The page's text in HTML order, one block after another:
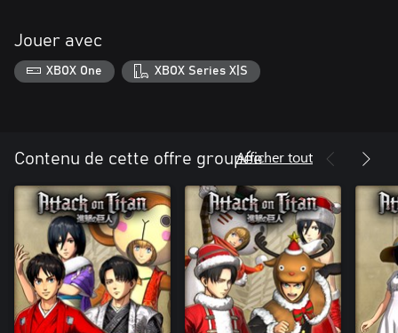
Jouer avec
XBOX One XBOX Series X|S
Contenu de cette offre groupéeAfficher tout